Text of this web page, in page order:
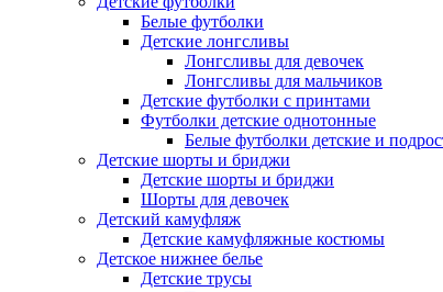
Белые футболки
Детские лонгсливы
Лонгсливы для девочек
Лонгсливы для мальчиков
Детские футболки с принтами
Футболки детские однотонные
Белые футболки детские и
Детские шорты и бриджи
Детские шорты и бриджи
Шорты для девочек
Детский камуфляж
Детские камуфляжные костюмы
Детское нижнее белье
Детские трусы